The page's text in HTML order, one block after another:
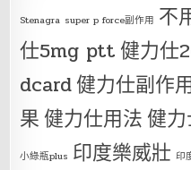
Stenagra super p force副作用 不
仕5mg ptt健力仕
dcard健力仕副作
果健力仕用法健
小綠瓶plus 印度樂威壯 印